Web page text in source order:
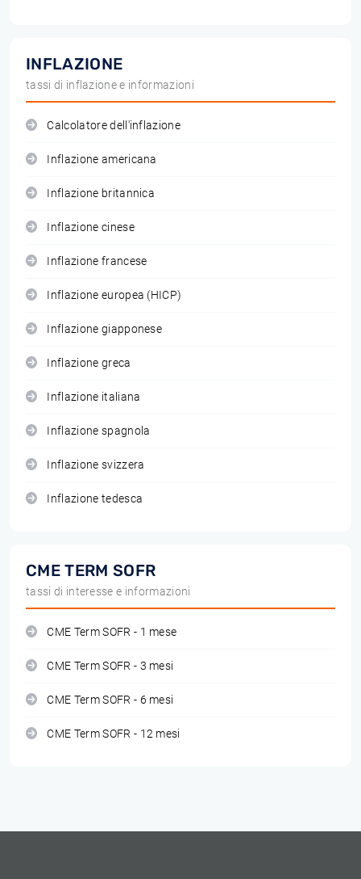
INFLAZIONE
tassi di inflazione e informazioni
Calcolatore dell'inflazione
Inflazione americana
Inflazione britannica
Inflazione cinese
Inflazione francese
Inflazione europea (HICP)
Inflazione giapponese
Inflazione greca
Inflazione italiana
Inflazione spagnola
Inflazione svizzera
Inflazione tedesca
CME TERM SOFR
tassi di interesse e informazioni
CME Term SOFR - 1 mese
CME Term SOFR - 3 mesi
CME Term SOFR - 6 mesi
CME Term SOFR - 12 mesi